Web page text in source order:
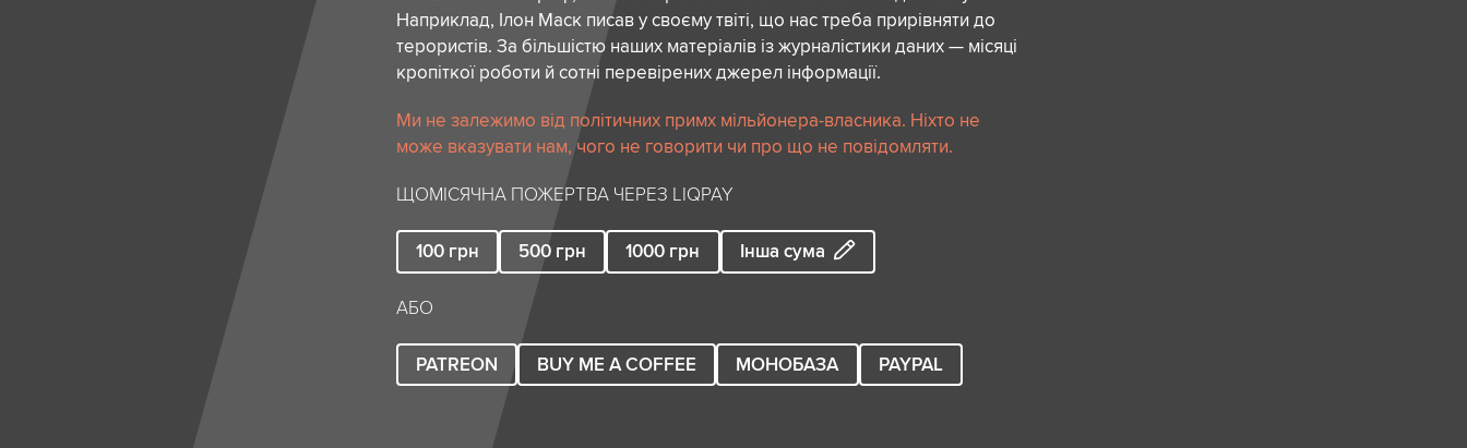
Наприклад, Ілон Маск писав у своєму твіті, що нас треба прирівняти до
терористів. За більшістю наших матеріалів із журналістики даних — місяці
кропіткої роботи й сотні перевірених джерел інформації.
Ми не залежимо від політичних примх мільйонера-власника. Ніхто не
може вказувати нам, чого не говорити чи про що не повідомляти.
ЩОМІСЯЧНА ПОЖЕРТВА ЧЕРЕЗ LIQPAY
100 грн 500 грн 1000 грн Інша сума
АБО
PATREON BUY ME A COFFEE МОНОБАЗА PAYPAL